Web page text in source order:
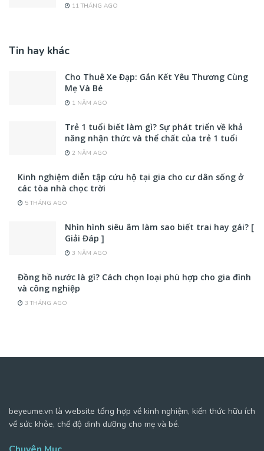
11 THÁNG AGO
Tin hay khác
Cho Thuê Xe Đạp: Gắn Kết Yêu Thương Cùng
Mẹ Và Bé
1 NĂM AGO
Trẻ 1 tuổi biết làm gì? Sự phát triển về khả
năng nhận thức và thể chất của trẻ 1 tuổi
2 NĂM AGO
Kinh nghiệm diễn tập cứu hộ tại gia cho cư dân sống ở
các tòa nhà chọc trời
5 THÁNG AGO
Nhìn hình siêu âm làm sao biết trai hay gái? [
Giải Đáp ]
3 NĂM AGO
Đồng hồ nước là gì? Cách chọn loại phù hợp cho gia đình
và công nghiệp
3 THÁNG AGO
beyeume.vn là website tổng hợp về kinh nghiệm, kiến thức hữu ích
về sức khỏe, chế độ dinh dưỡng cho mẹ và bé.